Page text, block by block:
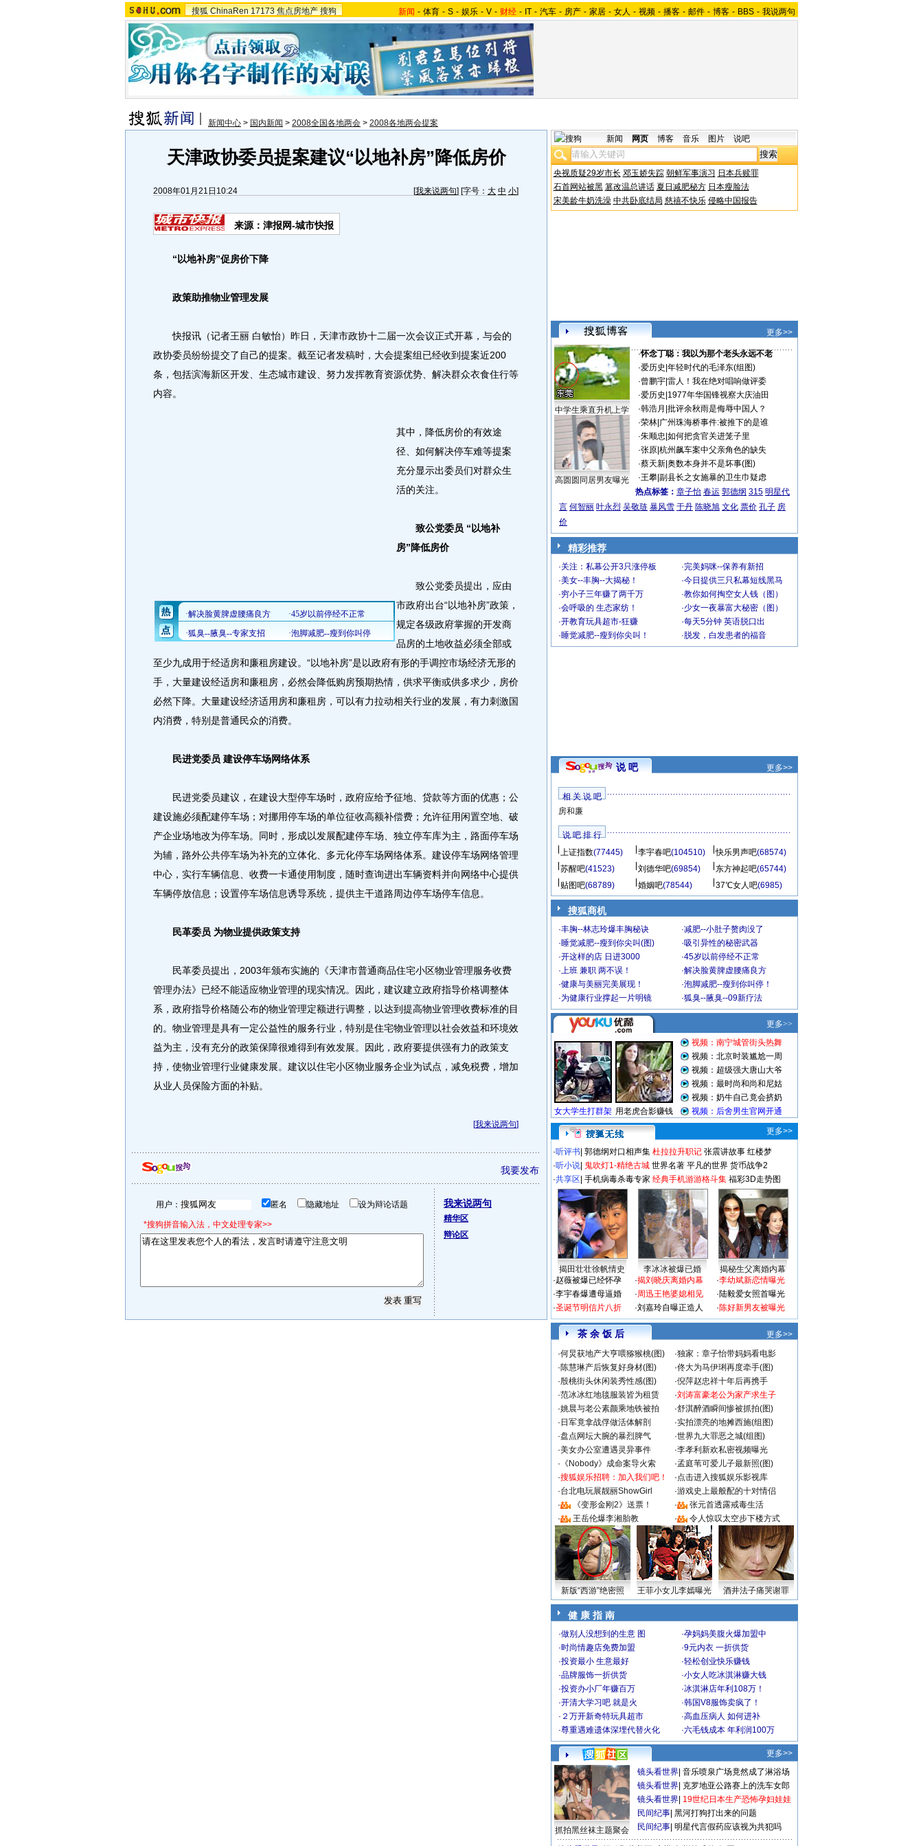
搜狐 ChinaRen 17173 焦点房地产 搜狗 新闻 - 体育 - S - 娱乐 - V - 财经 - IT - 汽车 - 房产 - 家居 - 女人 - 视频 - 播客 - 邮件 - 博客 - BBS - 我说两句
新闻中心 > 国内新闻 > 2008全国各地两会 > 2008各地两会提案
天津政协委员提案建议“以地补房”降低房价
2008年01月21日10:24 [我来说两句] [字号： 大 中 小]
来源：津报网-城市快报
“以地补房”促房价下降
政策助推物业管理发展
快报讯（记者王丽 白敏怡）昨日，天津市政协十二届一次会议正式开幕，与会的
政协委员纷纷提交了自己的提案。截至记者发稿时，大会提案组已经收到提案近200
条，包括滨海新区开发、生态城市建设、努力发挥教育资源优势、解决群众衣食住行等
内容。
其中，降低房价的有效途
径、如何解决停车难等提案
充分显示出委员们对群众生
活的关注。
致公党委员 “以地补
房”降低房价
致公党委员提出，应由
市政府出台“以地补房”政策，
规定各级政府掌握的开发商
品房的土地收益必须全部或
至少九成用于经适房和廉租房建设。“以地补房”是以政府有形的手调控市场经济无形的
手，大量建设经适房和廉租房，必然会降低购房预期热情，供求平衡或供多求少，房价
必然下降。大量建设经济适用房和廉租房，可以有力拉动相关行业的发展，有力刺激国
内消费，特别是普通民众的消费。
民进党委员 建设停车场网络体系
民进党委员建议，在建设大型停车场时，政府应给予征地、贷款等方面的优惠；公
建设施必须配建停车场；对挪用停车场的单位征收高额补偿费；允许征用闲置空地、破
产企业场地改为停车场。同时，形成以发展配建停车场、独立停车库为主，路面停车场
为辅，路外公共停车场为补充的立体化、多元化停车场网络体系。建设停车场网络管理
中心，实行车辆信息、收费一卡通使用制度，随时查询进出车辆资料并向网络中心提供
车辆停放信息；设置停车场信息诱导系统，提供主干道路周边停车场停车信息。
民革委员 为物业提供政策支持
民革委员提出，2003年颁布实施的《天津市普通商品住宅小区物业管理服务收费
管理办法》已经不能适应物业管理的现实情况。因此，建议建立政府指导价格调整体
系，政府指导价格随公布的物业管理定额进行调整，以达到提高物业管理收费标准的目
的。物业管理是具有一定公益性的服务行业，特别是住宅物业管理以社会效益和环境效
益为主，没有充分的政策保障很难得到有效发展。因此，政府要提供强有力的政策支
持，使物业管理行业健康发展。建议以住宅小区物业服务企业为试点，减免税费，增加
从业人员保险方面的补贴。
[我来说两句]
我要发布
用户： 匿名 隐藏地址 设为辩论话题
*搜狗拼音输入法，中文处理专家>>
我来说两句
精华区
辩论区
新闻 网页 博客 音乐 图片 说吧
央视质疑29岁市长 邓玉娇失踪 朝鲜军事演习 日本兵赎罪
石首网站被黑 篡改温总讲话 夏日减肥秘方 日本瘦脸法
宋美龄牛奶洗澡 中共卧底结局 慈禧不快乐 侵略中国报告
更多>>
中学生乘直升机上学
高圆圆同居男友曝光
·怀念丁聪：我以为那个老头永远不老
·爱历史 年轻时代的毛泽东(组图)
·曾鹏宇| 雷人！我在绝对唱响做评委
·爱历史 1977年华国锋视察大庆油田
·韩浩月 批评余秋雨是侮辱中国人？
·荣林| 广州珠海桥事件:被推下的是谁
·朱顺忠 如何把贪官关进笼子里
·张原| 杭州飙车案中父亲角色的缺失
·蔡天新| 奥数本身并不是坏事(图)
·王攀| 副县长之女施暴的卫生巾疑虑
热点标签： 章子怡 春运 郭德纲 315 明星代
言 何智丽 叶永烈 吴敬琏 暴风雪 于丹 陈晓旭 文化 票价 孔子 房
价
精彩推荐
·关注：私幕公开3只涨停板 ·完美妈咪--保养有新招
·美女--丰胸--大揭秘！ ·今日提供三只私幕短线黑马
·穷小子三年赚了两千万 ·教你如何掏空女人钱（图）
·会呼吸的 生态家纺！ ·少女一夜暴富大秘密（图）
·开教育玩具超市-狂赚 ·每天5分钟 英语脱口出
·睡觉减肥--瘦到你尖叫！ · 脱发，白发患者的福音
说 吧 更多>>
相 关 说 吧
房和廉
说 吧 排 行
上证指数(77445) 李宇春吧(104510) 快乐男声吧(68574)
苏醒吧(41523) 刘德华吧(69854) 东方神起吧(65744)
贴图吧(68789) 婚姻吧(78544) 37℃女人吧(6985)
搜狐商机
·丰胸--林志玲爆丰胸秘诀 ·减肥--小肚子赘肉没了
·睡觉减肥--瘦到你尖叫(图) ·吸引异性的秘密武器
·开这样的店 日进3000 ·45岁以前停经不正常
·上班 兼职 两不误！ ·解决脸黄脾虚腰痛良方
·健康与美丽完美展现！ ·泡脚减肥--瘦到你叫停！
·为健康行业撑起一片明镜 ·狐臭--腋臭--09新疗法
更多>>
·听评书 郭德纲对口相声集 杜拉拉升职记 张震讲故事 红楼梦
·听小说 鬼吹灯1-精绝古城 世界名著 平凡的世界 货币战争2
·共享区 手机病毒杀毒专家 经典手机游游格斗集 福彩3D走势图
揭田壮壮徐帆情史 李冰冰被爆已婚
揭秘生父离婚内幕
·赵薇被爆已经怀孕
·李宇春爆遭母逼婚
·圣诞节明信片八折
·揭刘晓庆离婚内幕
·周迅王艳婆媳相见
·刘嘉玲自曝正造人
·李幼斌新恋情曝光
·陆毅爱女照首曝光
·陈好新男友被曝光
茶 余 饭 后
更多>>
·何炅获地产大亨喂猕猴桃(图) ·独家：章子怡带妈妈看电影
·陈慧琳产后恢复好身材(图) ·佟大为马伊琍再度牵手(图)
·殷桃街头休闲装秀性感(图) ·倪萍赵忠祥十年后再携手
·范冰冰红地毯服装皆为租赁 ·刘涛富豪老公为家产求生子
·姚晨与老公素颜乘地铁被拍 ·舒淇醉酒瞬间惨被抓拍(图)
· 日军竟拿战俘做活体解剖 ·实拍漂亮的地摊西施(组图)
·盘点网坛大腕的暴烈脾气 ·世界九大罪恶之城(组图)
·美女办公室遭遇灵异事件 ·李孝利新欢私密视频曝光
· 《Nobody》成命案导火索 ·孟庭苇可爱儿子最新照(图)
·搜狐娱乐招聘：加入我们吧！ ·点击进入搜狐娱乐影视库
·台北电玩展靓丽ShowGirl ·游戏史上最般配的十对情侣
·
《变形金刚2》送票！ ·
张元首透露戒毒生活
·
王岳伦爆李湘胎教 · 令人惊叹太空步下楼方式
新版“西游”绝密照 王菲小女儿李嫣曝光 酒井法子痛哭谢罪
健 康 指 南
·做别人没想到的生意 图 ·孕妈妈美腹火爆加盟中
·时尚情趣店免费加盟 ·9元内衣 一折供货
·投资最小 生意最好 ·轻松创业快乐赚钱
·品牌服饰一折供货 ·小女人吃冰淇淋赚大钱
·投资办小厂年赚百万 ·冰淇淋店年利108万！
·开清大学习吧 就是火 ·韩国V8服饰卖疯了！
· ２万开新奇特玩具超市 ·高血压病人 如何进补
·尊重遇难遗体深埋代替火化 ·六毛钱成本 年利润100万
更多>>
抓拍黑丝袜主题聚会
镜头看世界 音乐喷泉广场竟然成了淋浴场
镜头看世界 克罗地亚公路赛上的洗车女郎
镜头看世界 19世纪日本生产恐怖孕妇娃娃
民间纪事 黑河打狗打出来的问题
民间纪事 明星代言假药应该视为共犯吗